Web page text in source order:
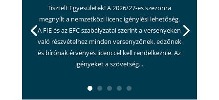
Tisztelt Egyesületek! A 2026/27-es szezonra
megnyílt a nemzetközi licenc igénylési lehetőség.
A FIE és az EFC szabályzatai szerint a versenyeken
való részvételhez minden versenyzőnek, edzőnek
és bírónak érvényes licenccel kell rendelkeznie. Az
igényeket a szövetség...